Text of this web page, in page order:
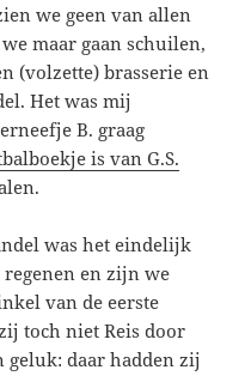
we geen van allen
maar gaan schuilen,
(volzette) brasserie en
Het was mij
B. graag
is van G.S.
was het eindelijk
regenen en zijn we
van de eerste
toch niet Reis door
geluk: daar hadden zij